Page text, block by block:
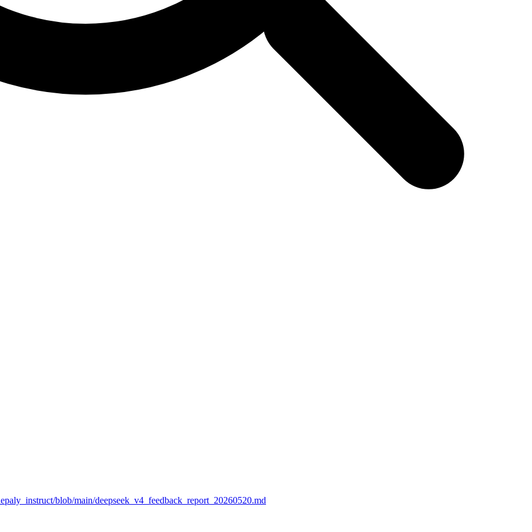
blob/main/deepseek_v4_feedback_report_20260520.md